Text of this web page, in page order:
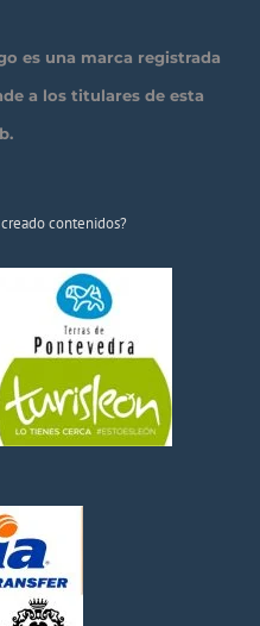
es una marca registrada
a los titulares de esta
contenidos?